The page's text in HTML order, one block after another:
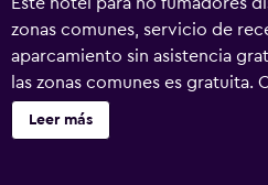
zonas comunes, servicio de
aparcamiento sin asistencia
las zonas comunes es gratuita.
una máquina expendedora.
Route 66 ofrece 24
Leer más